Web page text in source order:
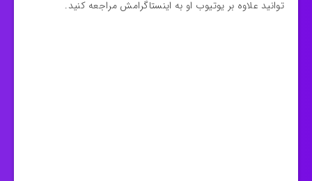
توانید علاوه بر یوتیوب او به اینستاگرامش مراجعه کنید.